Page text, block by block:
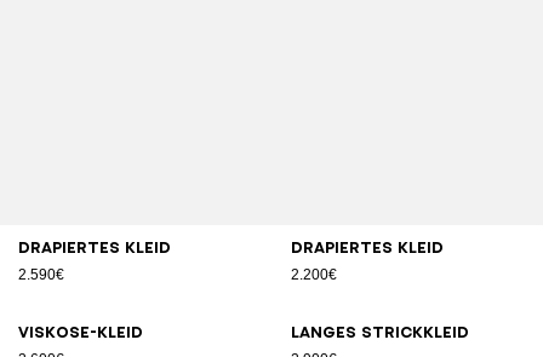
Drapiertes Kleid
2.590€
Drapiertes Kleid
2.200€
Viskose-Kleid Langes Strickkleid